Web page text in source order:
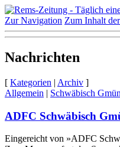
Zur Navigation Zum Inhalt
Nachrichten
[ Kategorien | Archiv ]
Allgemein | Schwäbisch
ADFC Schwäbisch
Eingereicht von »ADFC